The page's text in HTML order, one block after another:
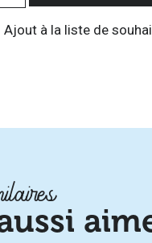
Ajout à la liste de